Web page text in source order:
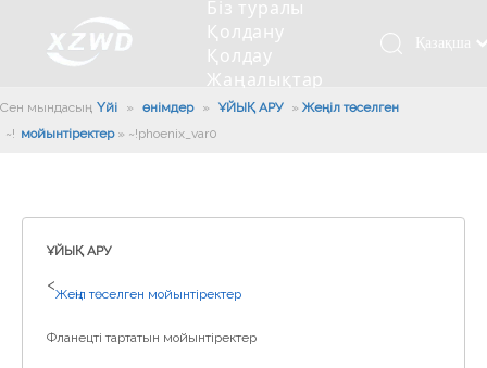
Кесетін төсеу
Біз туралы
Компания туралы мәлімет
Қолдану
Инженерлік машиналар
Қолдау
Мойынтіректерді орнату
Жаңалықтар
Ұзындығы сақина
Бізбен
хабарласыңыз
Қазақша
Сен мындасың: Үйі » өнімдер » ҰЙЫҚ АРУ » Жеңіл төселген
мойынтіректер » ~!phoenix_var0!~
ҰЙЫҚ АРУ
>
Жеңіл төселген мойынтіректер
Фланецті тартатын мойынтіректер